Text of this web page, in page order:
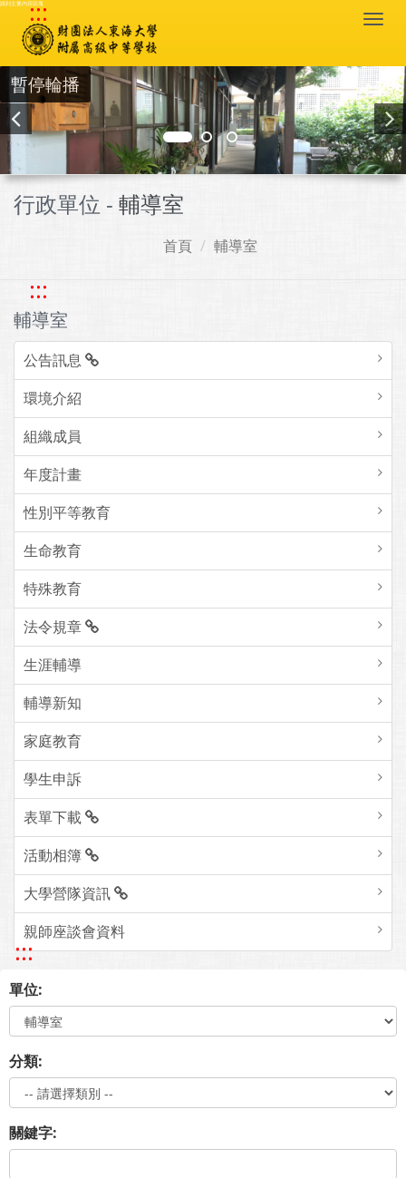
跳到主要內容區塊
:::
暫停輪播
行政單位 - 輔導室
首頁 輔導室
:::
輔導室
公告訊息
環境介紹
組織成員
年度計畫
性別平等教育
生命教育
特殊教育
法令規章
生涯輔導
輔導新知
家庭教育
學生申訴
表單下載
活動相簿
大學營隊資訊
親師座談會資料
:::
單位:
分類:
關鍵字: